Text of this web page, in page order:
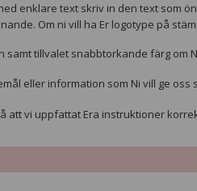
enklare text skriv in den text som
Om ni vill ha Er logotype på
tillvalet snabbtorkande färg om
eller information som Ni vill ge
att vi uppfattat Era instruktioner